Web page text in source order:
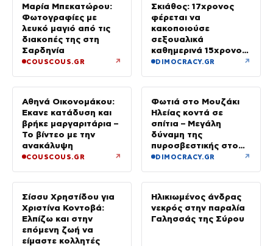
Μαρία Μπεκατώρου:
Φωτογραφίες με
λευκό μαγιό από τις
διακοπές της στη
Σαρδηνία
COUSCOUS.GR ↗
Σκιάθος: 17χρονος
φέρεται να
κακοποιούσε
σεξουαλικά
καθημερινά 15χρονο
και να τον εκβίαζε με
DIMOCRACY.GR ↗
Αθηνά Οικονομάκου:
Έκανε κατάδυση και
βρήκε μαργαριτάρια –
Το βίντεο με την
ανακάλυψη
COUSCOUS.GR ↗
Φωτιά στο Μουζάκι
Ηλείας κοντά σε
σπίτια – Μεγάλη
δύναμη της
πυροσβεστικής στο
σημείο
DIMOCRACY.GR ↗
Σίσσυ Χρηστίδου για
Χριστίνα Κοντοβά:
Ελπίζω και στην
επόμενη ζωή να
είμαστε κολλητές
Ηλικιωμένος άνδρας
νεκρός στην παραλία
Γαλησσάς της Σύρου